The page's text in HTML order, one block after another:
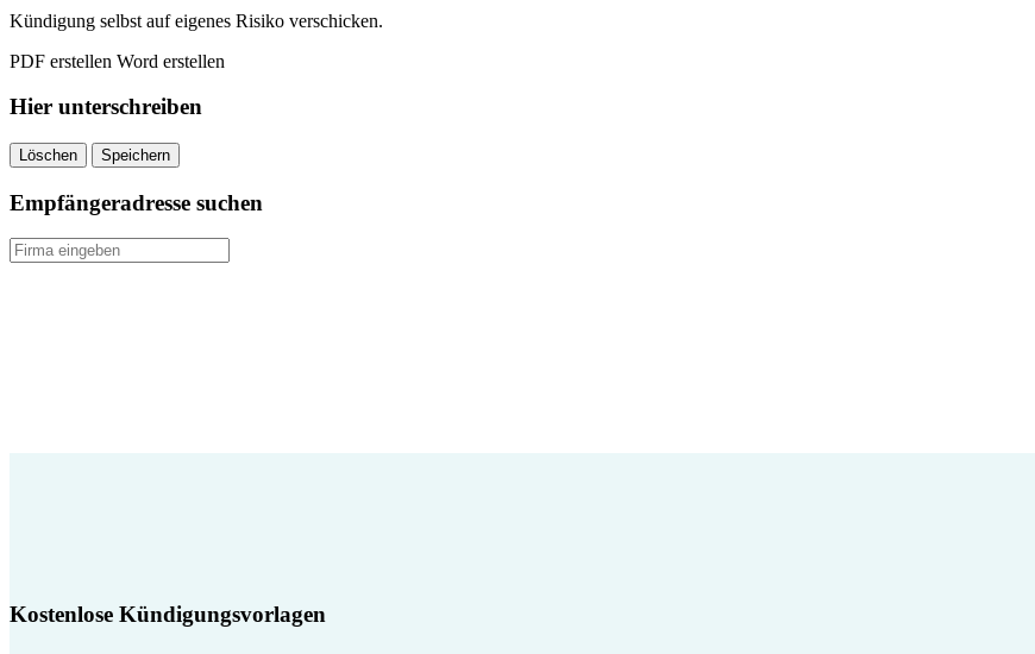
Kündigung selbst auf eigenes Risiko verschicken.
PDF erstellen Word erstellen
Hier unterschreiben
Löschen Speichern
Empfängeradresse suchen
Kostenlose Kündigungsvorlagen